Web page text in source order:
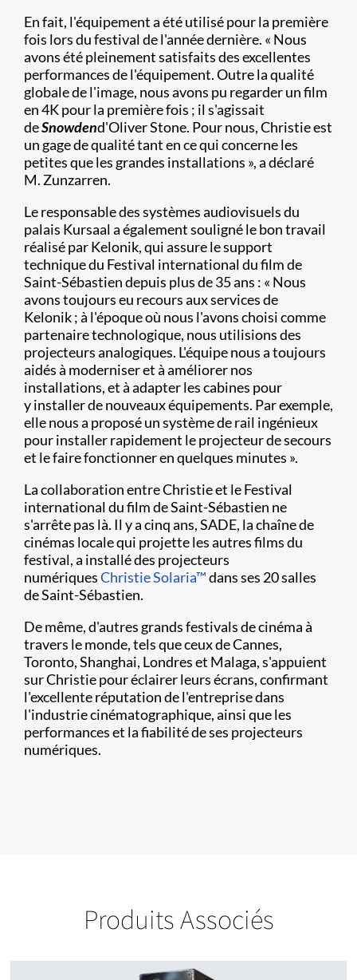
En fait, l'équipement a été utilisé pour la première
fois lors du festival de l'année dernière. « Nous
avons été pleinement satisfaits des excellentes
performances de l'équipement. Outre la qualité
globale de l'image, nous avons pu regarder un film
en 4K pour la première fois ; il s'agissait
deSnowdend'Oliver Stone. Pour nous, Christie est
un gage de qualité tant en ce qui concerne les
petites que les grandes installations », a déclaré
M. Zunzarren.
Le responsable des systèmes audiovisuels du
palais Kursaal a également souligné le bon travail
réalisé par Kelonik, qui assure le support
technique du Festival international du film de
Saint-Sébastien depuis plus de 35 ans : « Nous
avons toujours eu recours aux services de
Kelonik ; à l'époque où nous l'avons choisi comme
partenaire technologique, nous utilisions des
projecteurs analogiques. L'équipe nous a toujours
aidés à moderniser et à améliorer nos
installations, et à adapter les cabines pour
y installer de nouveaux équipements. Par exemple,
elle nous a proposé un système de rail ingénieux
pour installer rapidement le projecteur de secours
et le faire fonctionner en quelques minutes ».
La collaboration entre Christie et le Festival
international du film de Saint-Sébastien ne
s'arrête pas là. Il y a cinq ans, SADE, la chaîne de
cinémas locale qui projette les autres films du
festival, a installé des projecteurs
numériquesChristie Solaria™dans ses 20 salles
de Saint-Sébastien.
De même, d'autres grands festivals de cinéma à
travers le monde, tels que ceux de Cannes,
Toronto, Shanghai, Londres et Malaga, s'appuient
sur Christie pour éclairer leurs écrans, confirmant
l'excellente réputation de l'entreprise dans
l'industrie cinématographique, ainsi que les
performances et la fiabilité de ses projecteurs
numériques.
Produits Associés